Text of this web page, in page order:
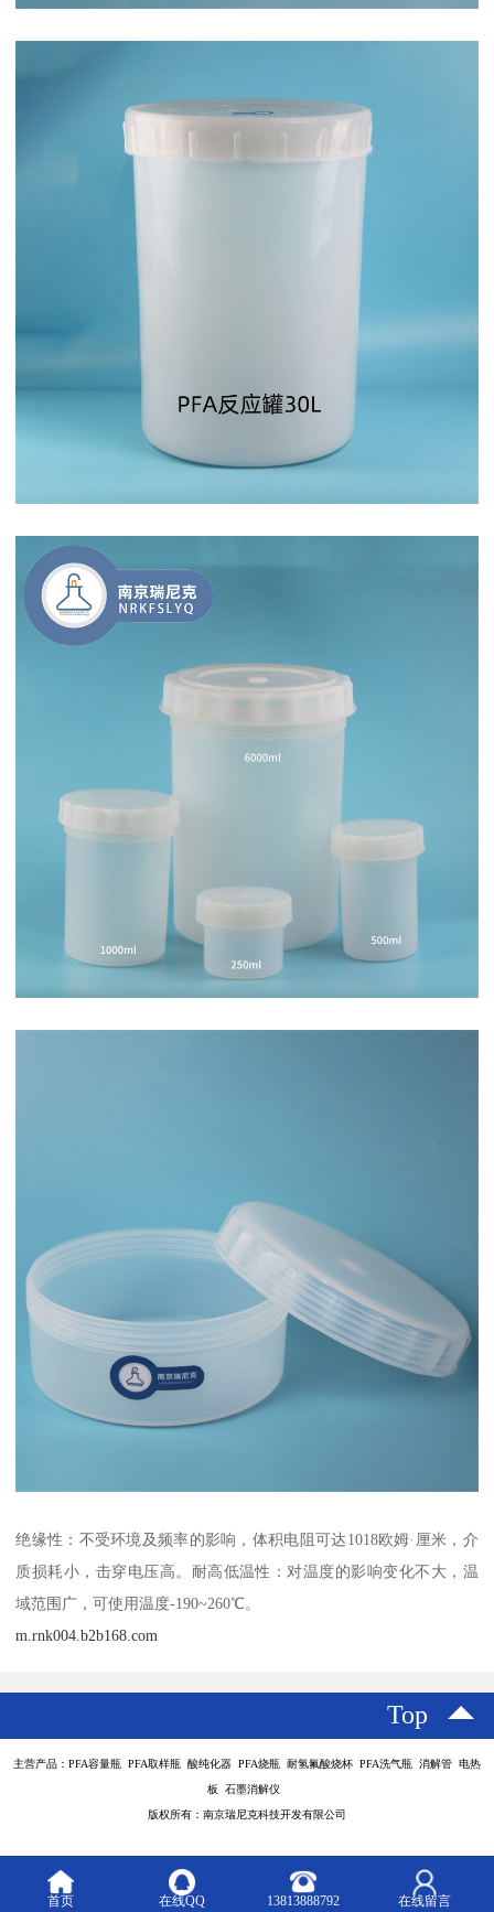
绝缘性：不受环境及频率的影响，体积电阻可达1018欧姆·厘米，介
质损耗小，击穿电压高。耐高低温性：对温度的影响变化不大，温
域范围广，可使用温度-190~260℃。
m.rnk004.b2b168.com
Top
主营产品：PFA容量瓶 PFA取样瓶 酸纯化器 PFA烧瓶 耐氢氟酸烧杯 PFA洗气瓶 消解管 电热
板 石墨消解仪
版权所有：南京瑞尼克科技开发有限公司
首页 在线QQ 13813888792 在线留言